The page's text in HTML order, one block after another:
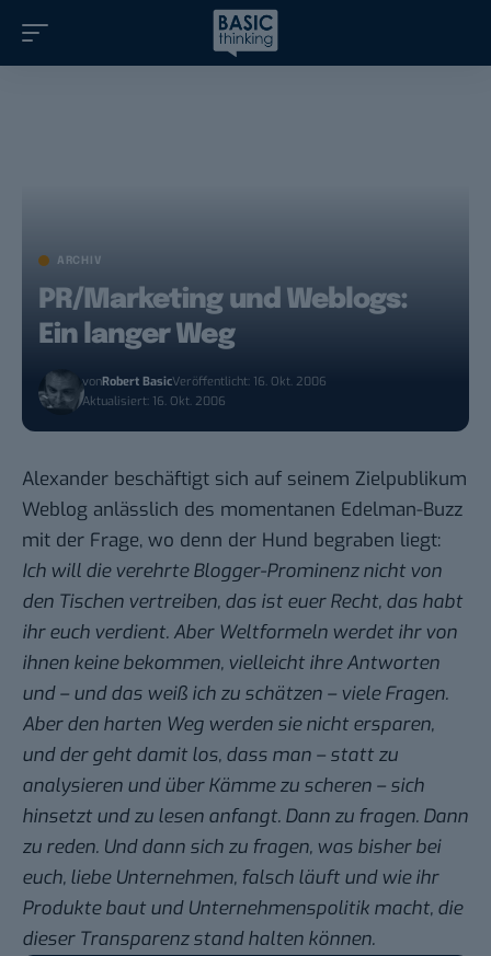
ARCHIV
PR/Marketing und Weblogs:
Ein langer Weg
vonRobert BasicVeröffentlicht: 16. Okt. 2006
Aktualisiert: 16. Okt. 2006
Alexander beschäftigt sich auf seinem Zielpublikum
Weblog anlässlich des momentanen Edelman-Buzz
mit der Frage, wo denn der Hund begraben liegt:
Ich will die verehrte Blogger-Prominenz nicht von
den Tischen vertreiben, das ist euer Recht, das habt
ihr euch verdient. Aber Weltformeln werdet ihr von
ihnen keine bekommen, vielleicht ihre Antworten
und – und das weiß ich zu schätzen – viele Fragen.
Aber den harten Weg werden sie nicht ersparen,
und der geht damit los, dass man – statt zu
analysieren und über Kämme zu scheren – sich
hinsetzt und zu lesen anfangt. Dann zu fragen. Dann
zu reden. Und dann sich zu fragen, was bisher bei
euch, liebe Unternehmen, falsch läuft und wie ihr
Produkte baut und Unternehmenspolitik macht, die
dieser Transparenz stand halten können.